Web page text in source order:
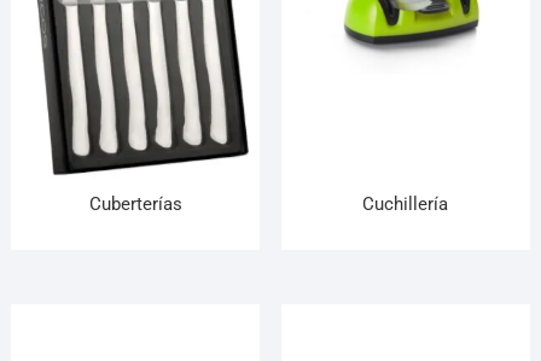
Cuberterías Cuchillería